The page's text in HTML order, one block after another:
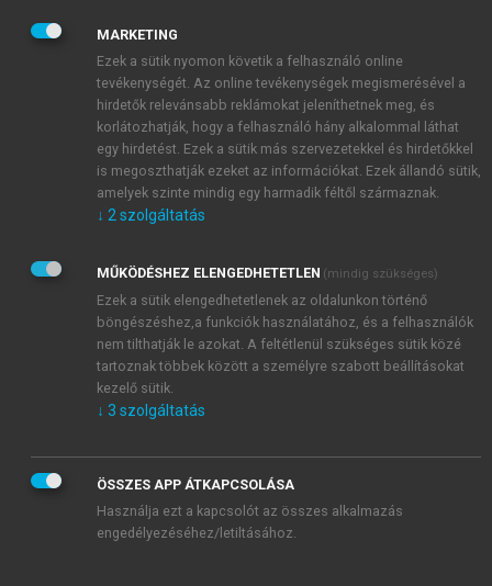
JELSZÓ
JELSZÓ ÚJRA
Kérek értesítést a MeRSZ újdonságairól, akcióiról.
Kérek értesítést az Akadémiai Kiadó Zrt. újdonságairól,
Adatkezelési tájékoztatóbanfoglaltakat tudomásul
veszem és elfogadom.
Általános vásárlási feltételeket, valamint a szotar.netés a
mersz.huoldalak licencszerződéseiben foglaltakat
tudomásul veszem és elfogadom.
KIPRÓBÁLOM
MARKETING
Ezek a sütik nyomon követik a felhasználó online
tevékenységét. Az online tevékenységek megismerésével a
hirdetők relevánsabb reklámokat jeleníthetnek meg, és
korlátozhatják, hogy a felhasználó hány alkalommal láthat
egy hirdetést. Ezek a sütik más szervezetekkel és hirdetőkkel
is megoszthatják ezeket az információkat. Ezek állandó sütik,
amelyek szinte mindig egy harmadik féltől származnak.
↓ 2 szolgáltatás
MŰKÖDÉSHEZ ELENGEDHETETLEN (mindig szükséges)
Ezek a sütik elengedhetetlenek az oldalunkon történő
böngészéshez,a funkciók használatához, és a felhasználók
nem tilthatják le azokat. A feltétlenül szükséges sütik közé
tartoznak többek között a személyre szabott beállításokat
kezelő sütik.
↓ 3 szolgáltatás
ÖSSZES APP ÁTKAPCSOLÁSA
Használja ezt a kapcsolót az összes alkalmazás
engedélyezéséhez/letiltásához.